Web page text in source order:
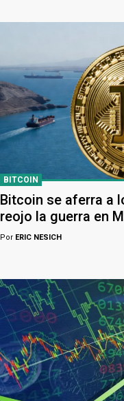
BITCOIN
Bitcoin se aferra a
reojo la guerra en
Por ERIC NESICH